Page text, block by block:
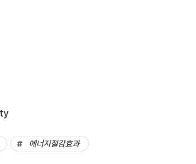
에너지절감효과